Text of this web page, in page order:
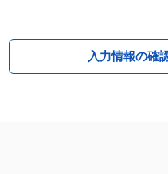
入力情報の確